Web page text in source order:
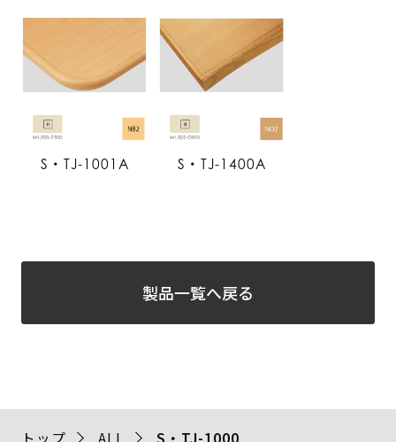
S・TJ-1001A S・TJ-1400A
製品一覧へ戻る
トップ ALL S・TJ-1000